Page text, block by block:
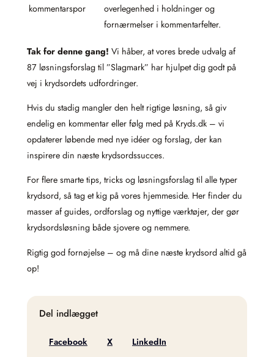
kommentarspor
overlegenhed i holdninger og
fornærmelser i kommentarfelter.
Tak for denne gang! Vi håber, at vores brede udvalg af
87 løsningsforslag til ”Slagmark” har hjulpet dig godt på
vej i krydsordets udfordringer.
Hvis du stadig mangler den helt rigtige løsning, så giv
endelig en kommentar eller følg med på Kryds.dk – vi
opdaterer løbende med nye idéer og forslag, der kan
inspirere din næste krydsordssucces.
For flere smarte tips, tricks og løsningsforslag til alle typer
krydsord, så tag et kig på vores hjemmeside. Her finder du
masser af guides, ordforslag og nyttige værktøjer, der gør
krydsordsløsning både sjovere og nemmere.
Rigtig god fornøjelse – og må dine næste krydsord altid gå
op!
Del indlægget
Facebook X LinkedIn